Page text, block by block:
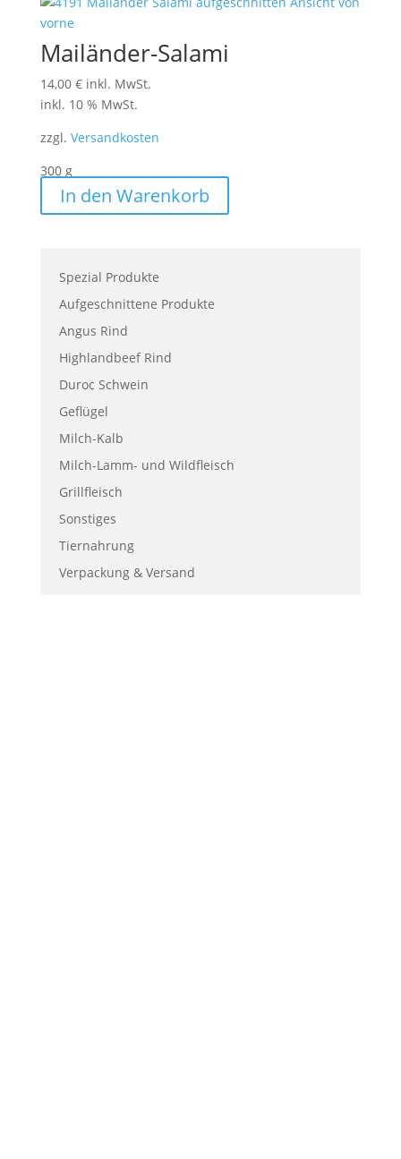
Mailänder-Salami
14,00 € inkl. MwSt.
inkl. 10 % MwSt.
zzgl. Versandkosten
300 g
In den Warenkorb
Spezial Produkte
Aufgeschnittene Produkte
Angus Rind
Highlandbeef Rind
Duroc Schwein
Geflügel
Milch-Kalb
Milch-Lamm- und Wildfleisch
Grillfleisch
Sonstiges
Tiernahrung
Verpackung & Versand